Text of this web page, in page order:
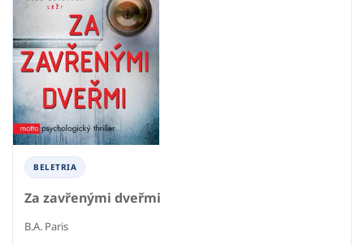
BELETRIA
Za zavřenými dveřmi
B.A. Paris